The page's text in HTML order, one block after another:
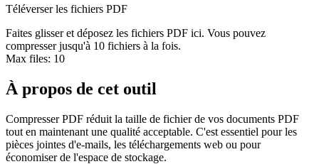
Téléverser les fichiers PDF
Faites glisser et déposez les fichiers PDF ici. Vous pouvez
compresser jusqu'à 10 fichiers à la fois.
Max files: 10
À propos de cet outil
Compresser PDF réduit la taille de fichier de vos documents PDF
tout en maintenant une qualité acceptable. C'est essentiel pour les
pièces jointes d'e-mails, les téléchargements web ou pour
économiser de l'espace de stockage.